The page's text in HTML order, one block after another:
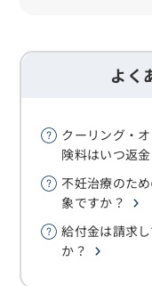
よく
クーリング・
険料はいつ返
不妊治療のた
象ですか？
給付金は請求
か？